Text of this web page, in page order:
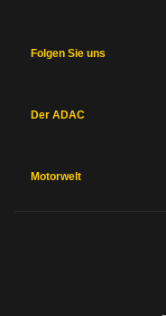
Folgen Sie uns
Der ADAC
Motorwelt